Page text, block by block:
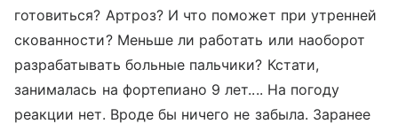
готовиться? Артроз? И что поможет при утренней
скованности? Меньше ли работать или наоборот
разрабатывать больные пальчики? Кстати,
занималась на фортепиано 9 лет.... На погоду
реакции нет. Вроде бы ничего не забыла. Заранее